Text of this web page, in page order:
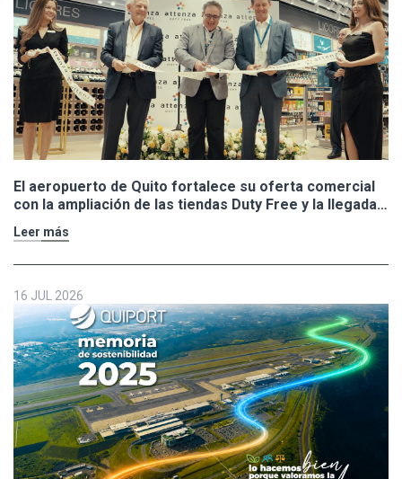
El aeropuerto de Quito fortalece su oferta comercial
con la ampliación de las tiendas Duty Free y la llegada
de Polo Ralph Lauren y Adidas
Leer más
16 JUL 2026